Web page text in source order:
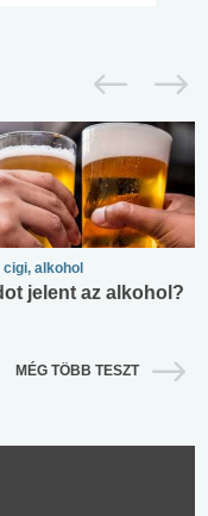
alkohol
jelent az alkohol?
MÉG TÖBB TESZT